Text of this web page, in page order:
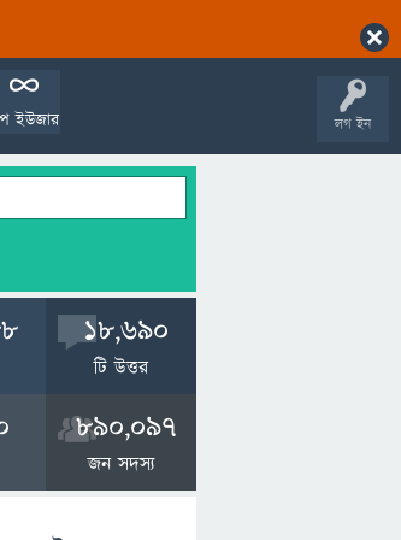
লগ ইন
ইউজার
18,690
টি উত্তর
890,097
জন সদস্য